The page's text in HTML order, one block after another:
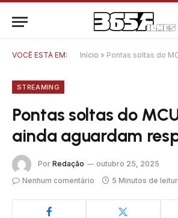
VOCÊ ESTÁ EM: Início » Pontas soltas do MCU
STREAMING
Pontas soltas do
ainda aguardam
Por Redação
outubro 25, 2025
Nenhum comentário
5 Minutos de